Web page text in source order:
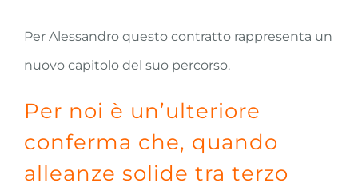
Per Alessandro questo contratto rappresenta un
nuovo capitolo del suo percorso.
Per noi è un’ulteriore
conferma che, quando
alleanze solide tra terzo